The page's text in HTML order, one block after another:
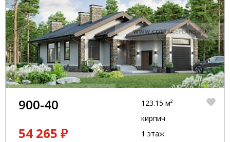
900-40
54 265 ₽
123.15 м²
кирпич
1 этаж